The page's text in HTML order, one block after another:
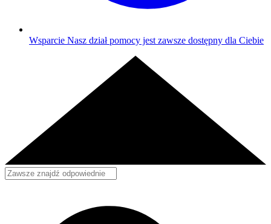
Wsparcie Nasz dział pomocy jest zawsze dostępny dla Ciebie